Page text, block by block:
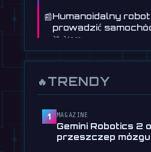
📰Humanoidalny
prowadzić
30 lipca
📰Darmowy agent AI
28 lipca
sprzątanie
USD w …
28 lipca
🔥 TRENDY
1 MAGAZINE
Gemini Robotics 2
przeszczep mózgu